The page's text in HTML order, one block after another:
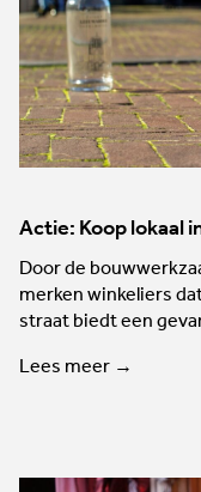
Actie: Koop lokaal
Door de
merken winkeliers
straat biedt een
Lees meer →